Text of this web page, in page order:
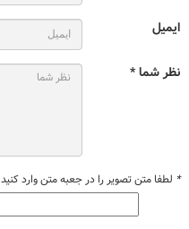
ایمیل
نظر شما *
* لطفا متن تصویر را در جعبه متن وارد کنید